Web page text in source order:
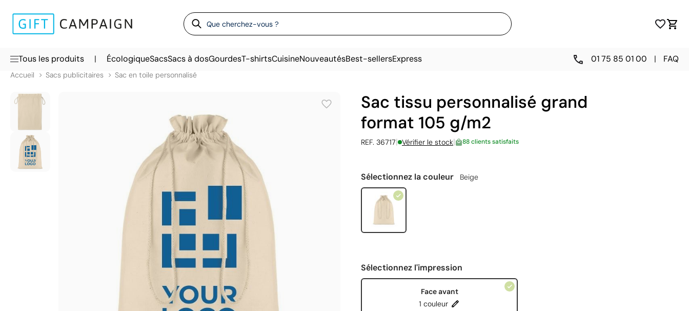
Tous les produits | ÉcologiqueSacsSacs à dosGourdesT-shirtsCuisineNouveautésBest-sellersExpress 01 75 85 01 00 | FAQ
Accueil Sacs publicitaires Sac en toile personnalisé
Sac tissu personnalisé grand
format 105 g/m2
REF. 36717| Vérifier le stock| 88 clients satisfaits
Sélectionnez la couleur Beige
Sélectionnez l'impression
Face avant
1 couleur